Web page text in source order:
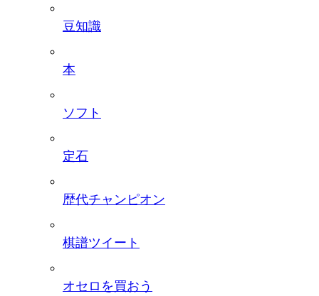
豆知識
本
ソフト
定石
歴代チャンピオン
棋譜ツイート
オセロを買おう